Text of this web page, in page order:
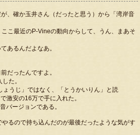
、確か玉井さん（だったと思う）から「湾岸音
こ最近のP-Vineの動向からして、うん、まあそ
あるんだよなあ。
だったんですよ。
た。
うじ」ではなく、「とうかいりん」と読
激安の16万で手に入れた。
バージョンである。
るので持ち込んだのが最後だったような気がす